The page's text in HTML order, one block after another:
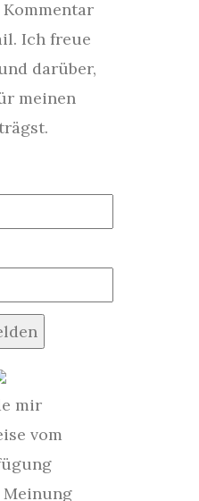
Ich freue
darüber,
meinen
mir
vom